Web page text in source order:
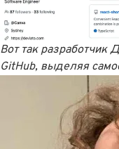
Вот так разработчик
GitHub, выделяя